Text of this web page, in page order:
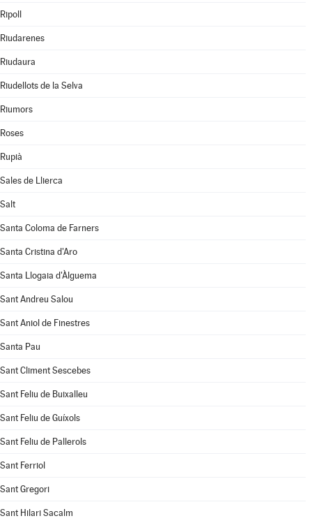
Ripoll
Riudarenes
Riudaura
Riudellots de la Selva
Riumors
Roses
Rupià
Sales de Llierca
Salt
Santa Coloma de Farners
Santa Cristina d'Aro
Santa Llogaia d'Àlguema
Sant Andreu Salou
Sant Aniol de Finestres
Santa Pau
Sant Climent Sescebes
Sant Feliu de Buixalleu
Sant Feliu de Guíxols
Sant Feliu de Pallerols
Sant Ferriol
Sant Gregori
Sant Hilari Sacalm